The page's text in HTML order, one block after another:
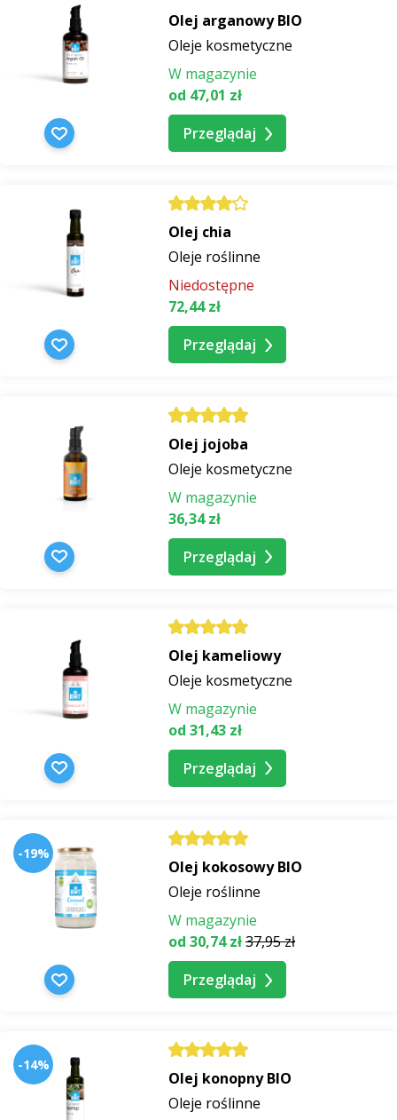
Olej arganowy BIO
Oleje kosmetyczne
W magazynie
od 47,01 zł
Przeglądaj
Olej chia
Oleje roślinne
Niedostępne
72,44 zł
Przeglądaj
Olej jojoba
Oleje kosmetyczne
W magazynie
36,34 zł
Przeglądaj
Olej kameliowy
Oleje kosmetyczne
W magazynie
od 31,43 zł
Przeglądaj
-19%
Olej kokosowy BIO
Oleje roślinne
W magazynie
od 30,74 zł37,95 zł
Przeglądaj
-14%
Olej konopny BIO
Oleje roślinne